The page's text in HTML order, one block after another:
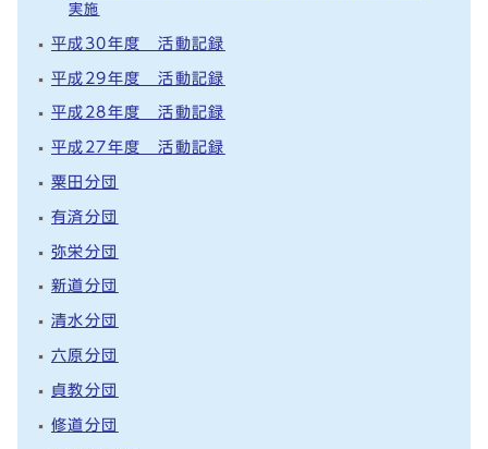
実施
平成30年度 活動記録
平成29年度 活動記録
平成28年度 活動記録
平成27年度 活動記録
粟田分団
有済分団
弥栄分団
新道分団
清水分団
六原分団
貞教分団
修道分団